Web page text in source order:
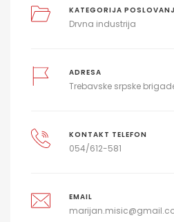
KATEGORIJA
Drvna industrija
ADRESA
Trebavske srpske
KONTAKT TELEFON
054/612-581
EMAIL